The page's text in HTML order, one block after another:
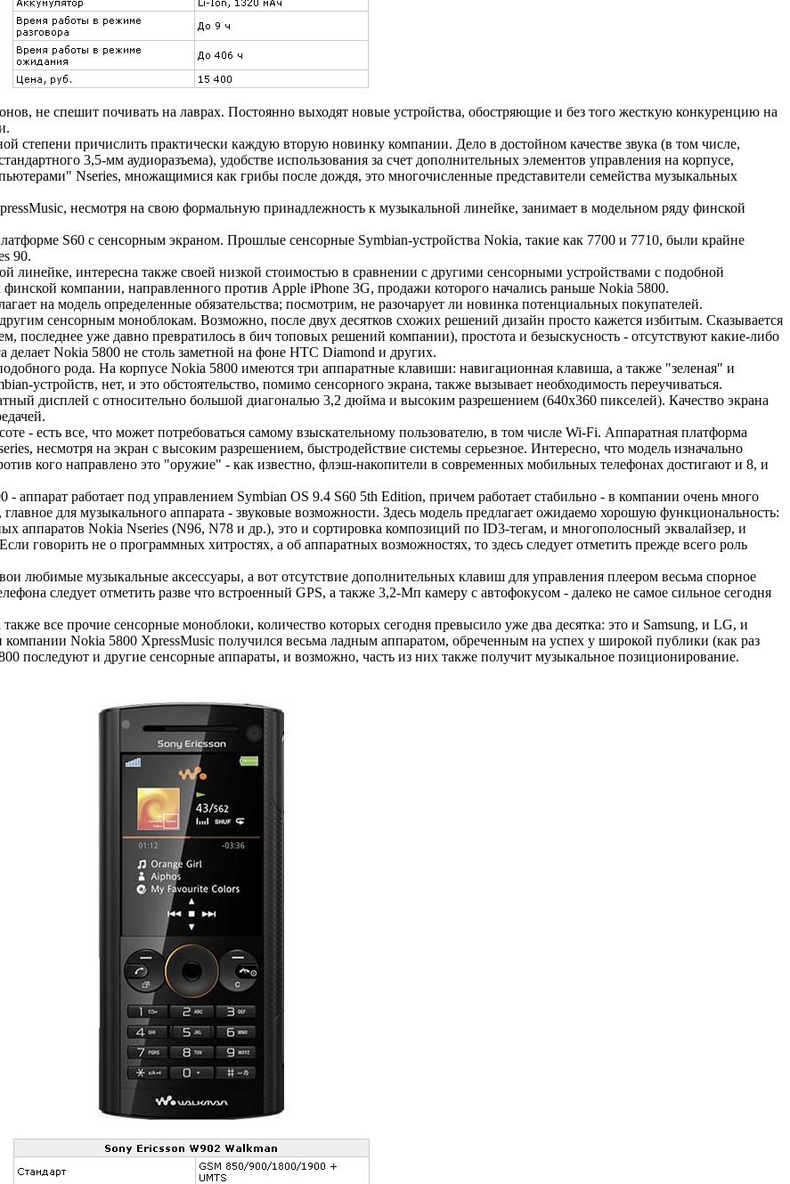
не спешит почивать на лаврах. Постоянно выходят новые устройства, обостряющие и без того жесткую конкуренцию на
причислить практически каждую вторую новинку компании. Дело в достойном качестве звука (в том числе,
3,5-мм аудиоразъема), удобстве использования за счет дополнительных элементов управления на корпусе,
Nseries, множащимися как грибы после дождя, это многочисленные представители семейства музыкальных
несмотря на свою формальную принадлежность к музыкальной линейке, занимает в модельном ряду финской
S60 с сенсорным экраном. Прошлые сенсорные Symbian-устройства Nokia, такие как 7700 и 7710, были крайне
90.
интересна также своей низкой стоимостью в сравнении с другими сенсорными устройствами с подобной
компании, направленного против Apple iPhone 3G, продажи которого начались раньше Nokia 5800.
на модель определенные обязательства; посмотрим, не разочарует ли новинка потенциальных покупателей.
сенсорным моноблокам. Возможно, после двух десятков схожих решений дизайн просто кажется избитым. Сказывается
последнее уже давно превратилось в бич топовых решений компании), простота и безыскусность - отсутствуют какие-либо
Nokia 5800 не столь заметной на фоне HTC Diamond и других.
рода. На корпусе Nokia 5800 имеются три аппаратные клавиши: навигационная клавиша, а также "зеленая" и
устройств, нет, и это обстоятельство, помимо сенсорного экрана, также вызывает необходимость переучиваться.
дисплей с относительно большой диагональю 3,2 дюйма и высоким разрешением (640х360 пикселей). Качество экрана
- есть все, что может потребоваться самому взыскательному пользователю, в том числе Wi-Fi. Аппаратная платформа
несмотря на экран с высоким разрешением, быстродействие системы серьезное. Интересно, что модель изначально
кого направлено это "оружие" - как известно, флэш-накопители в современных мобильных телефонах достигают и 8, и
аппарат работает под управлением Symbian OS 9.4 S60 5th Edition, причем работает стабильно - в компании очень много
для музыкального аппарата - звуковые возможности. Здесь модель предлагает ожидаемо хорошую функциональность:
аппаратов Nokia Nseries (N96, N78 и др.), это и сортировка композиций по ID3-тегам, и многополосный эквалайзер, и
говорить не о программных хитростях, а об аппаратных возможностях, то здесь следует отметить прежде всего роль
любимые музыкальные аксессуары, а вот отсутствие дополнительных клавиш для управления плеером весьма спорное
следует отметить разве что встроенный GPS, а также 3,2-Мп камеру с автофокусом - далеко не самое сильное сегодня
все прочие сенсорные моноблоки, количество которых сегодня превысило уже два десятка: это и Samsung, и LG, и
Nokia 5800 XpressMusic получился весьма ладным аппаратом, обреченным на успех у широкой публики (как раз
последуют и другие сенсорные аппараты, и возможно, часть из них также получит музыкальное позиционирование.